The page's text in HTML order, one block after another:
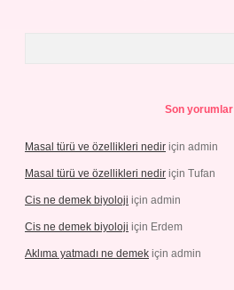
Son yorumlar
Masal türü ve özellikleri nedir için admin
Masal türü ve özellikleri nedir için Tufan
Cis ne demek biyoloji için admin
Cis ne demek biyoloji için Erdem
Aklıma yatmadı ne demek için admin